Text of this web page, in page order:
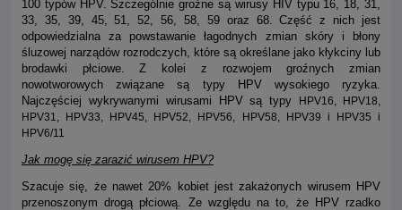
100 typów HPV. Szczególnie groźne są wirusy HIV typu 16, 18, 31,
33, 35, 39, 45, 51, 52, 56, 58, 59 oraz 68. Część z nich jest
odpowiedzialna za powstawanie łagodnych zmian skóry i błony
śluzowej narządów rozrodczych, które są określane jako kłykciny lub
brodawki płciowe. Z kolei z rozwojem groźnych zmian
nowotworowych związane są typy HPV wysokiego ryzyka.
Najczęściej wykrywanymi wirusami HPV są typy HPV16, HPV18,
HPV31, HPV33, HPV45, HPV52, HPV56, HPV58, HPV39 i HPV35 i
HPV6/11
Jak mogę się zarazić wirusem HPV?
Szacuje się, że nawet 20% kobiet jest zakażonych wirusem HPV
przenoszonym drogą płciową. Ze względu na to, że HPV rzadko